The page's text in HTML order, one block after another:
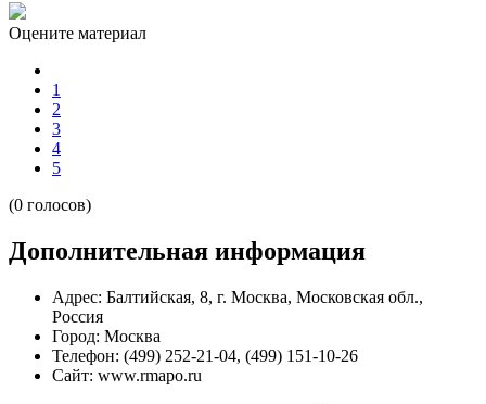
Оцените материал
1
2
3
4
5
(0 голосов)
Дополнительная информация
Адрес: Балтийская, 8, г. Москва, Московская обл.,
Россия
Город: Москва
Телефон: (499) 252-21-04, (499) 151-10-26
Сайт: www.rmapo.ru